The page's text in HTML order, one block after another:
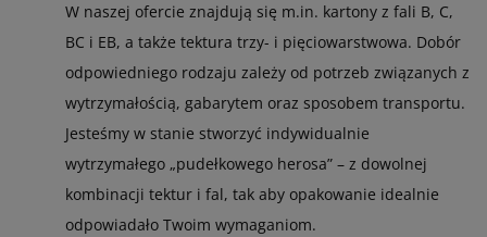
W naszej ofercie znajdują się m.in. kartony z fali B, C,
BC i EB, a także tektura trzy- i pięciowarstwowa. Dobór
odpowiedniego rodzaju zależy od potrzeb związanych z
wytrzymałością, gabarytem oraz sposobem transportu.
Jesteśmy w stanie stworzyć indywidualnie
wytrzymałego „pudełkowego herosa” – z dowolnej
kombinacji tektur i fal, tak aby opakowanie idealnie
odpowiadało Twoim wymaganiom.